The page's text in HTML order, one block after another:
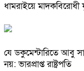
ধামরাইয়ে মাদকবিরোধী
যে ডকুমেন্টারিতে আবু
নয়: ভারপ্রাপ্ত রাষ্ট্রপতি